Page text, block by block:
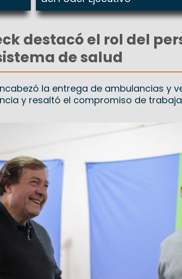
destacó el rol del
de salud
la entrega de ambulancias y
y resaltó el compromiso de